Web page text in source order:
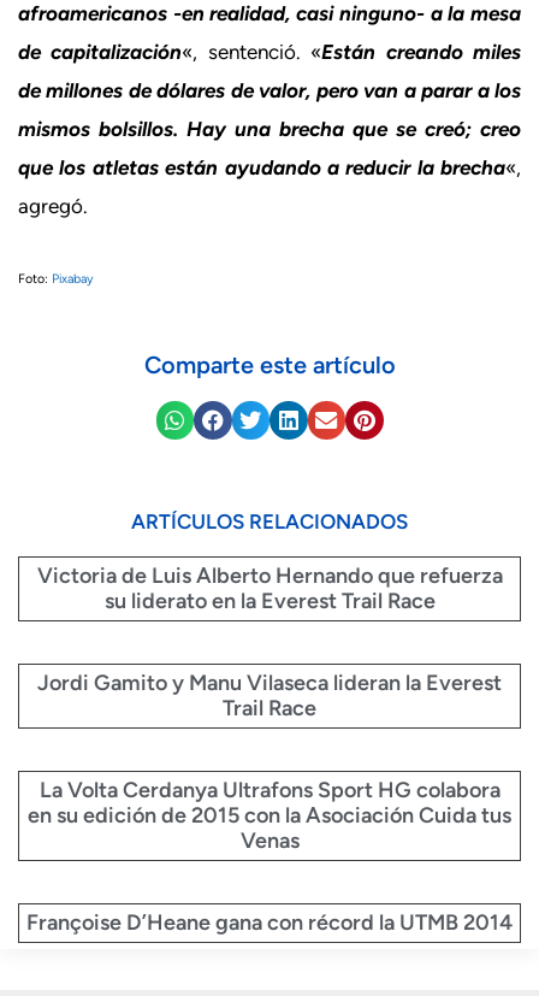
afroamericanos -en realidad, casi ninguno- a la mesa
de capitalización«, sentenció. «Están creando miles
de millones de dólares de valor, pero van a parar a los
mismos bolsillos. Hay una brecha que se creó; creo
que los atletas están ayudando a reducir la brecha«,
agregó.
Foto: Pixabay
Comparte este artículo
ARTÍCULOS RELACIONADOS
Victoria de Luis Alberto Hernando que refuerza
su liderato en la Everest Trail Race
Jordi Gamito y Manu Vilaseca lideran la Everest
Trail Race
La Volta Cerdanya Ultrafons Sport HG colabora
en su edición de 2015 con la Asociación Cuida tus
Venas
Françoise D’Heane gana con récord la UTMB 2014